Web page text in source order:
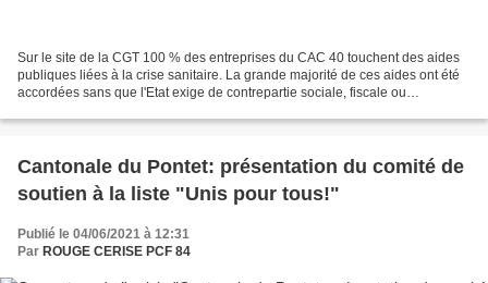
Sur le site de la CGT 100 % des entreprises du CAC 40 touchent des aides
publiques liées à la crise sanitaire. La grande majorité de ces aides ont été
accordées sans que l'Etat exige de contrepartie sociale, fiscale ou
Cantonale du Pontet: présentation du comité de
soutien à la liste "Unis pour tous!"
Publié le 04/06/2021 à 12:31
Par ROUGE CERISE PCF 84